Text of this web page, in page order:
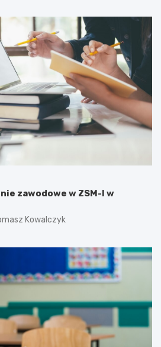
zawodowe w ZSM-I w
Kowalczyk